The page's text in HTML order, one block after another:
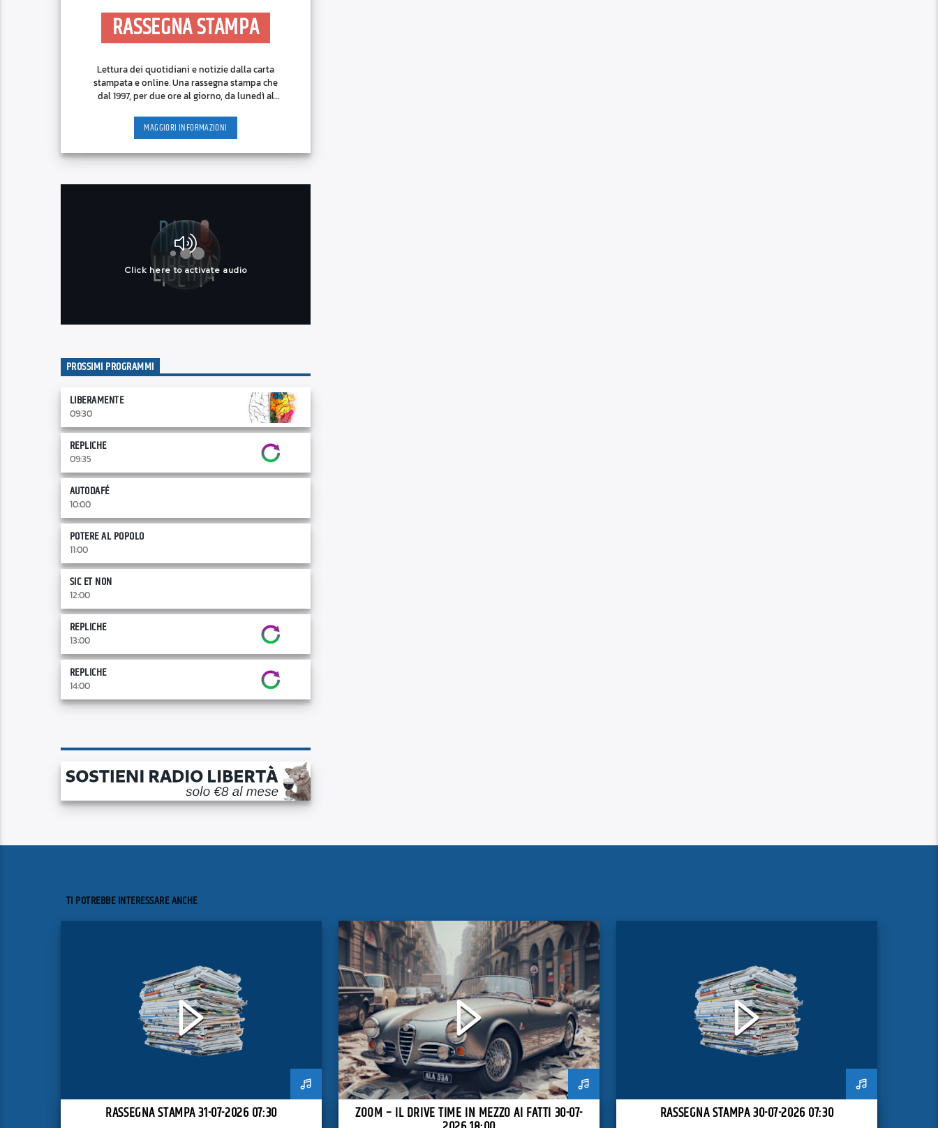
RASSEGNA STAMPA
Lettura dei quotidiani e notizie dalla carta
stampata e online. Una rassegna stampa che
dal 1997, per due ore al giorno, da lunedì al
MAGGIORI INFORMAZIONI
PROSSIMI PROGRAMMI
LIBERAMENTE
09:30
REPLICHE
09:35
AUTODAFÉ
10:00
POTERE AL POPOLO
11:00
SIC ET NON
12:00
REPLICHE
13:00
REPLICHE
14:00
TI POTREBBE INTERESSARE ANCHE
RASSEGNA STAMPA 31-07-2026 07:30 ZOOM – IL DRIVE TIME IN MEZZO AI FATTI 30-07- RASSEGNA STAMPA 30-07-2026 07:30